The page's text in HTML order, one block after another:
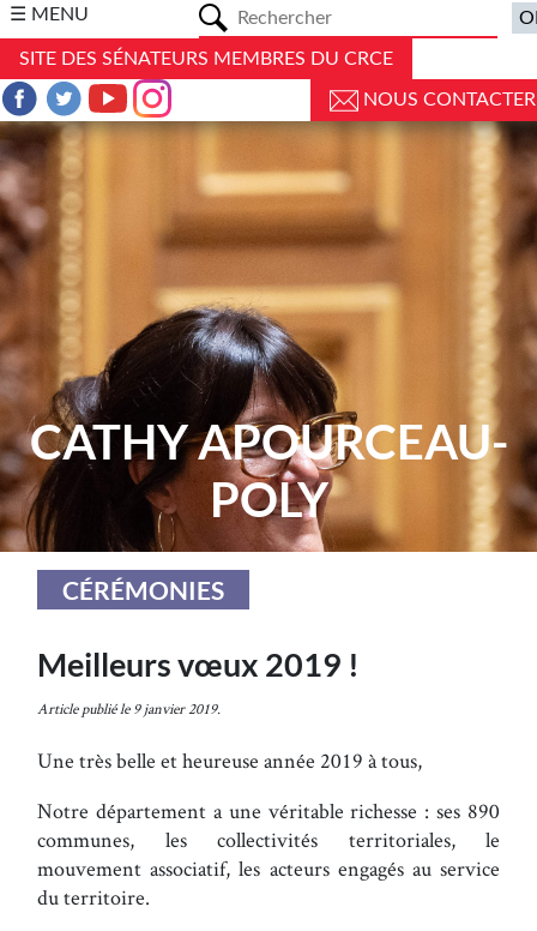
☰ MENU
SITE DES SÉNATEURS MEMBRES DU CRCE
NOUS CONTACTER
CATHY APOURCEAU-
POLY
CÉRÉMONIES
Meilleurs vœux 2019 !
Article publié le 9 janvier 2019.
Une très belle et heureuse année 2019 à tous,
Notre département a une véritable richesse : ses 890
communes, les collectivités territoriales, le
mouvement associatif, les acteurs engagés au service
du territoire.